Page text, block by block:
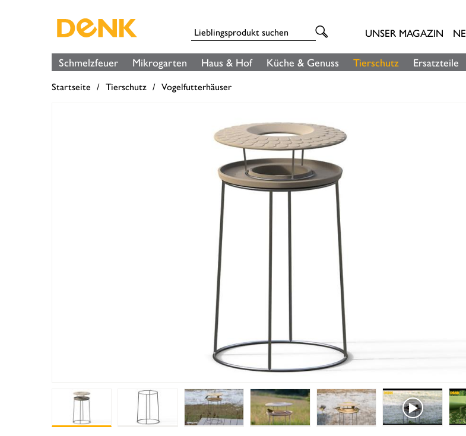
UNSER MAGAZIN
Schmelzfeuer Mikrogarten Haus & Hof Küche & Genuss Tierschutz Ersatzteile
Startseite Tierschutz Vogelfutterhäuser